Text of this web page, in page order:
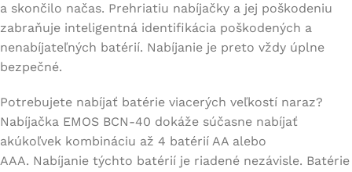
a skončilo načas. Prehriatiu nabíjačky a jej poškodeniu
zabraňuje inteligentná identifikácia poškodených a
nenabíjateľných batérií. Nabíjanie je preto vždy úplne
bezpečné.
Potrebujete nabíjať batérie viacerých veľkostí naraz?
Nabíjačka EMOS BCN-40 dokáže súčasne nabíjať
akúkoľvek kombináciu až 4 batérií AA alebo
AAA. Nabíjanie týchto batérií je riadené nezávisle. Batérie